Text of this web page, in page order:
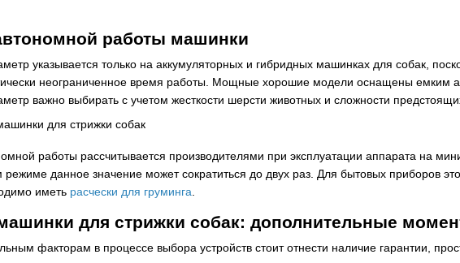
работы машинки
указывается только на аккумуляторных и гибридных машинках для собак,
неограниченное время работы. Мощные хорошие модели оснащены емким
важно выбирать с учетом жесткости шерсти животных и сложности
работы рассчитывается производителями при эксплуатации аппарата на
режиме данное значение может сократиться до двух раз. Для бытовых приборов
иметь расчески для груминга
для стрижки собак: дополнительные
факторам в процессе выбора устройств стоит отнести наличие гарантии,